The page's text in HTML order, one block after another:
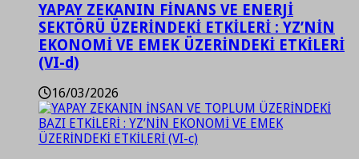
YAPAY ZEKANIN FİNANS VE ENERJİ
SEKTÖRÜ ÜZERİNDEKİ ETKİLERİ : YZ’NİN
EKONOMİ VE EMEK ÜZERİNDEKİ ETKİLERİ
(VI-d)
16/03/2026